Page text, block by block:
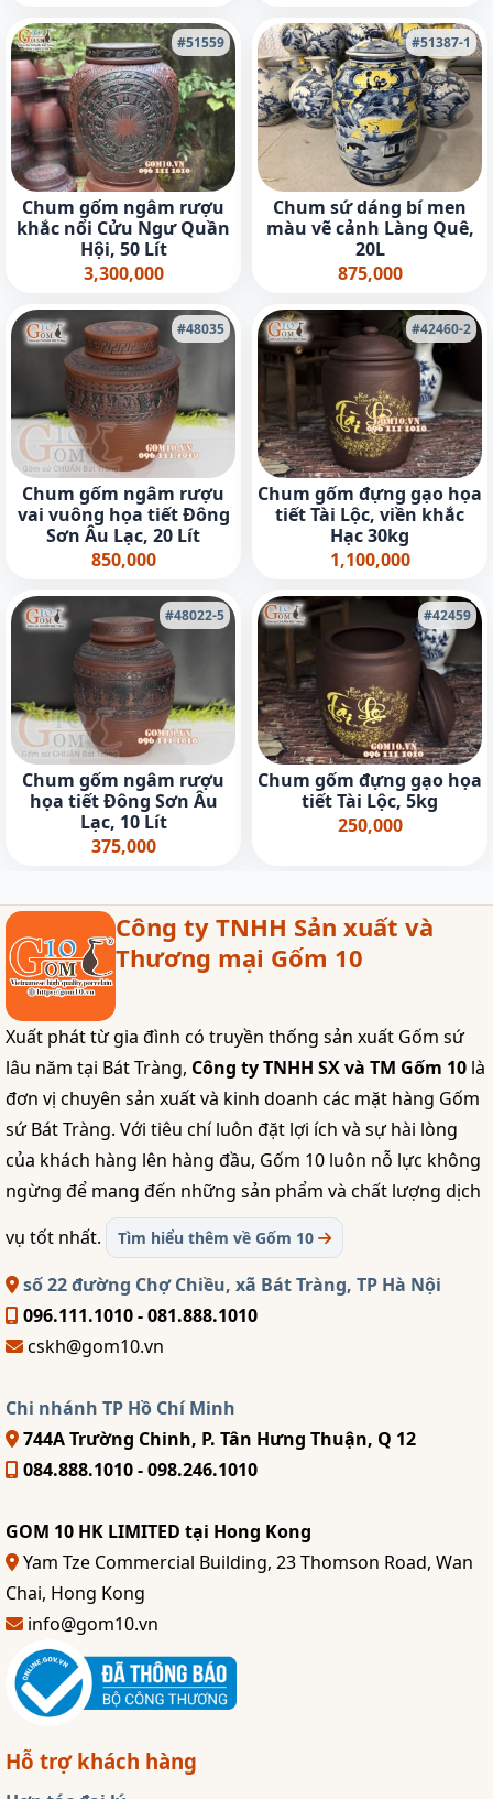
#51559
Chum gốm ngâm rượu
khắc nổi Cửu Ngư Quần
Hội, 50 Lít
3,300,000
#51387-1
Chum sứ dáng bí men
màu vẽ cảnh Làng Quê,
20L
875,000
#48035
Chum gốm ngâm rượu
vai vuông họa tiết Đông
Sơn Âu Lạc, 20 Lít
850,000
#42460-2
Chum gốm đựng gạo họa
tiết Tài Lộc, viền khắc
Hạc 30kg
1,100,000
#48022-5
Chum gốm ngâm rượu
họa tiết Đông Sơn Âu
Lạc, 10 Lít
375,000
#42459
Chum gốm đựng gạo họa
tiết Tài Lộc, 5kg
250,000
Công ty TNHH Sản xuất và
Thương mại Gốm 10
Xuất phát từ gia đình có truyền thống sản xuất Gốm sứ
lâu năm tại Bát Tràng, Công ty TNHH SX và TM Gốm 10 là
đơn vị chuyên sản xuất và kinh doanh các mặt hàng Gốm
sứ Bát Tràng. Với tiêu chí luôn đặt lợi ích và sự hài lòng
của khách hàng lên hàng đầu, Gốm 10 luôn nỗ lực không
ngừng để mang đến những sản phẩm và chất lượng dịch
vụ tốt nhất.
Tìm hiểu thêm về Gốm 10
số 22 đường Chợ Chiều, xã Bát Tràng, TP Hà Nội
096.111.1010 - 081.888.1010
cskh@gom10.vn
Chi nhánh TP Hồ Chí Minh
744A Trường Chinh, P. Tân Hưng Thuận, Q 12
084.888.1010 - 098.246.1010
GOM 10 HK LIMITED tại Hong Kong
Yam Tze Commercial Building, 23 Thomson Road, Wan
Chai, Hong Kong
info@gom10.vn
Hỗ trợ khách hàng